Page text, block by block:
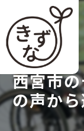
西宮市
の声か